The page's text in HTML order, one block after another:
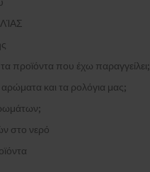
προϊόντα που έχω παραγγείλει;
αρώματα και τα ρολόγια μας;
στο νερό